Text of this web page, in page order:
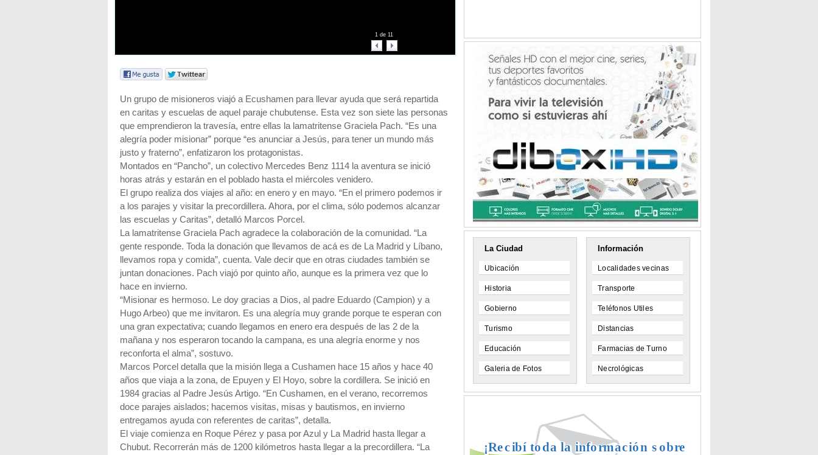
1 de 11
Un grupo de misioneros viajó a Ecushamen para llevar ayuda que será repartida
en caritas y escuelas de aquel paraje chubutense. Esta vez son siete las personas
que emprendieron la travesía, entre ellas la lamatritense Graciela Pach. “Es una
alegría poder misionar” porque “es anunciar a Jesús, para tener un mundo más
justo y fraterno”, enfatizaron los protagonistas.
Montados en “Pancho”, un colectivo Mercedes Benz 1114 la aventura se inició
horas atrás y estarán en el poblado hasta el miércoles venidero.
El grupo realiza dos viajes al año: en enero y en mayo. “En el primero podemos ir
a los parajes y visitar la precordillera. Ahora, por el clima, sólo podemos alcanzar
las escuelas y Caritas”, detalló Marcos Porcel.
La lamatritense Graciela Pach agradece la colaboración de la comunidad. “La
gente responde. Toda la donación que llevamos de acá es de La Madrid y Líbano,
llevamos ropa y comida”, cuenta. Vale decir que en otras ciudades también se
juntan donaciones. Pach viajó por quinto año, aunque es la primera vez que lo
hace en invierno.
“Misionar es hermoso. Le doy gracias a Dios, al padre Eduardo (Campion) y a
Hugo Arbeo) que me invitaron. Es una alegría muy grande porque te esperan con
una gran expectativa; cuando llegamos en enero era después de las 2 de la
mañana y nos esperaron tocando la campana, es una alegría enorme y nos
reconforta el alma”, sostuvo.
Marcos Porcel detalla que la misión llega a Cushamen hace 15 años y hace 40
años que viaja a la zona, de Epuyen y El Hoyo, sobre la cordillera. Se inició en
1984 gracias al Padre Jesús Artigo. “En Cushamen, en el verano, recorremos
doce parajes aislados; hacemos visitas, misas y bautismos, en invierno
entregamos ayuda con referentes de caritas”, detalla.
El viaje comienza en Roque Pérez y pasa por Azul y La Madrid hasta llegar a
Chubut. Recorrerán más de 1200 kilómetros hasta llegar a la precordillera. “La
La Ciudad
Ubicación
Historia
Gobierno
Turismo
Educación
Galeria de Fotos
Información
Localidades vecinas
Transporte
Teléfonos Utiles
Distancias
Farmacias de Turno
Necrológicas